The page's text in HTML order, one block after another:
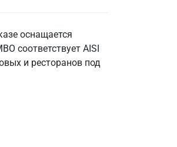
оснащается
соответствует AISI
и ресторанов под